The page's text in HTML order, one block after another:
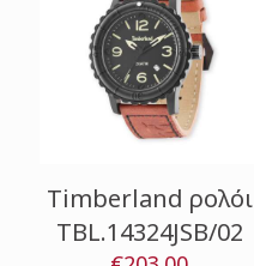
Timberland ρολόι
TBL.14324JSB/02